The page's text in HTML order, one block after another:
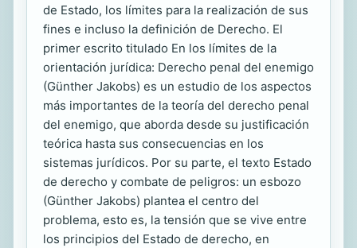
de Estado, los límites para la realización de sus
fines e incluso la definición de Derecho. El
primer escrito titulado En los límites de la
orientación jurídica: Derecho penal del enemigo
(Günther Jakobs) es un estudio de los aspectos
más importantes de la teoría del derecho penal
del enemigo, que aborda desde su justificación
teórica hasta sus consecuencias en los
sistemas jurídicos. Por su parte, el texto Estado
de derecho y combate de peligros: un esbozo
(Günther Jakobs) plantea el centro del
problema, esto es, la tensión que se vive entre
los principios del Estado de derecho, en